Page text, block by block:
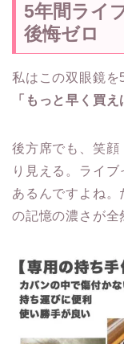
5年間ライ
後悔ゼロ
私はこの双眼鏡を
「もっと早く買え
後方席でも、笑顔
り見える。ライブ
あるんですよね
の記憶の濃さが全